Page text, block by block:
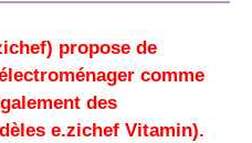
propose de
comme
des
e.zichef Vitamin).